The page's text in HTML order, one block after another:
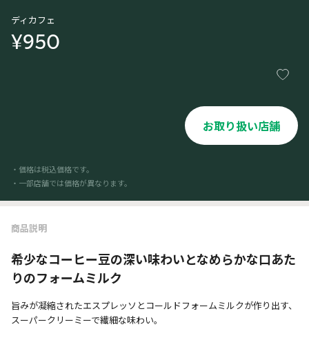
ディカフェ
¥950
お取り扱い店舗
・価格は税込価格です。
・一部店舗では価格が異なります。
商品説明
希少なコーヒー豆の深い味わいとなめらかな口あた
りのフォームミルク
旨みが凝縮されたエスプレッソとコールドフォームミルクが作り出す、
スーパークリーミーで繊細な味わい。